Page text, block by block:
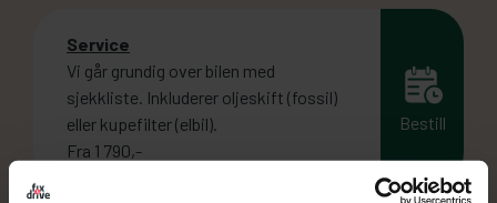
Service
Vi går grundig over bilen med
sjekkliste. Inkluderer oljeskift (fossil)
eller kupefilter (elbil).
Fra 1 790,-
Bestill